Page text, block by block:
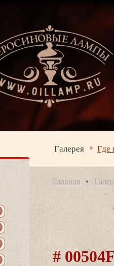
Галерея Где
Главная
#